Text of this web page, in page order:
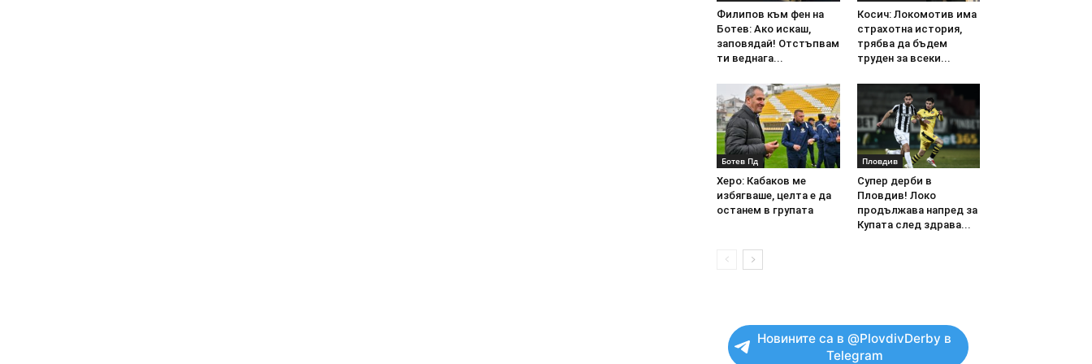
Филипов към фен на
Ботев: Ако искаш,
заповядай! Отстъпвам
ти веднага...
Косич: Локомотив има
страхотна история,
трябва да бъдем
труден за всеки...
Ботев Пд
Херо: Кабаков ме
избягваше, целта е да
останем в групата
Пловдив
Супер дерби в
Пловдив! Локо
продължава напред за
Купата след здрава...
Новините са в @PlovdivDerby в
Telegram